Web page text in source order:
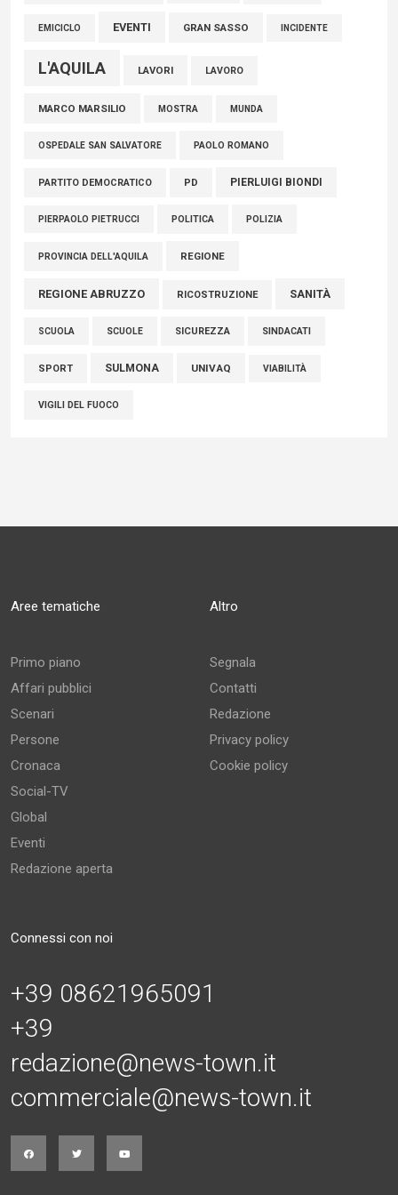
EMICICLO EVENTI GRAN SASSO INCIDENTE
L'AQUILA LAVORI LAVORO
MARCO MARSILIO MOSTRA MUNDA
OSPEDALE SAN SALVATORE PAOLO ROMANO
PARTITO DEMOCRATICO PD PIERLUIGI BIONDI
PIERPAOLO PIETRUCCI POLITICA POLIZIA
PROVINCIA DELL'AQUILA REGIONE
REGIONE ABRUZZO RICOSTRUZIONE SANITÀ
SCUOLA SCUOLE SICUREZZA SINDACATI
SPORT SULMONA UNIVAQ VIABILITÀ
VIGILI DEL FUOCO
Aree tematiche
Primo piano
Affari pubblici
Scenari
Persone
Cronaca
Social-TV
Global
Eventi
Redazione aperta
Altro
Segnala
Contatti
Redazione
Privacy policy
Cookie policy
Connessi con noi
+39 08621965091
+39
redazione@news-town.it
commerciale@news-town.it